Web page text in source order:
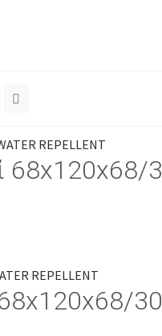
30